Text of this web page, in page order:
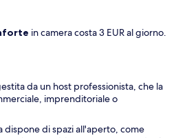
in camera costa 3 EUR al giorno.
da un host professionista, che la
imprenditoriale o
dispone di spazi all'aperto, come